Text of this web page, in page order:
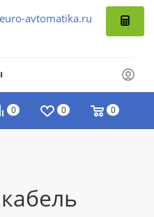
avtomatika.ru
0 0 0